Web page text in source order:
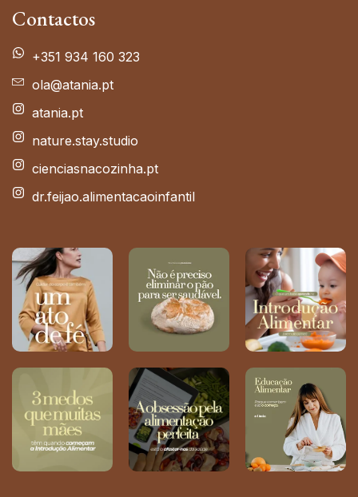
Contactos
+351 934 160 323
ola@atania.pt
atania.pt
nature.stay.studio
cienciasnacozinha.pt
dr.feijao.alimentacaoinfantil